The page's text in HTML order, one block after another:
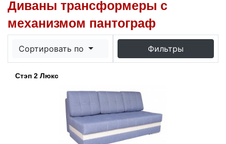
Диваны трансформеры с
механизмом пантограф
Сортировать по Фильтры
Стэп 2 Люкс